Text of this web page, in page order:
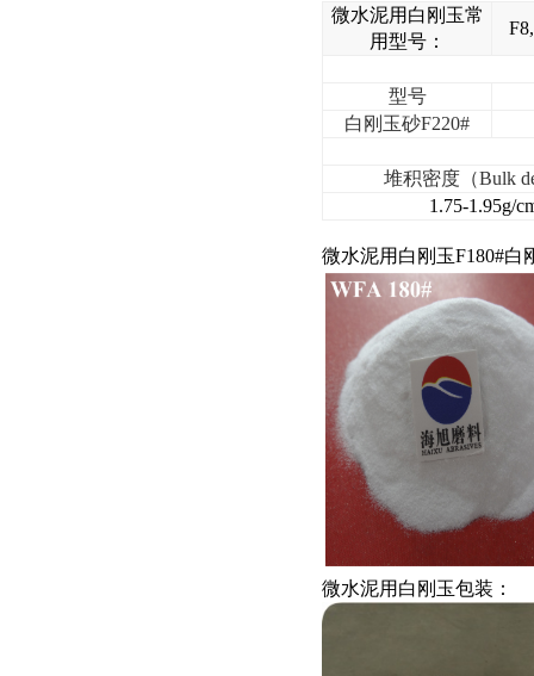
微水泥用白刚玉常
用型号：
型号
白刚玉砂F220#
堆积密度（Bulk
1.75-1.95g/
微水泥用白刚玉F180#白
微水泥用白刚玉包装：